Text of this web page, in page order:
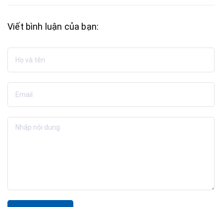
Viết bình luận của bạn: